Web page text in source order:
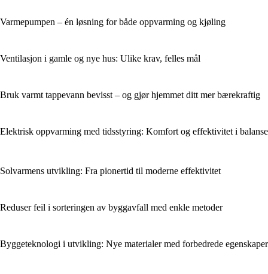
Varmepumpen – én løsning for både oppvarming og kjøling
Ventilasjon i gamle og nye hus: Ulike krav, felles mål
Bruk varmt tappevann bevisst – og gjør hjemmet ditt mer bærekraftig
Elektrisk oppvarming med tidsstyring: Komfort og effektivitet i balanse
Solvarmens utvikling: Fra pionertid til moderne effektivitet
Reduser feil i sorteringen av byggavfall med enkle metoder
Byggeteknologi i utvikling: Nye materialer med forbedrede egenskaper